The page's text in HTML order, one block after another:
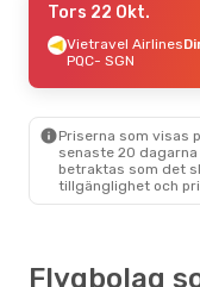
Tis 8 Sep.- Tis 15
Vietravel Airlines
PQC- SGN
SGN- PQC
Tors 22 Okt.
Vietravel Airlines
PQC- SGN
Priserna som visas
senaste 20
betraktas som det
tillgänglighet och
Flygbolag